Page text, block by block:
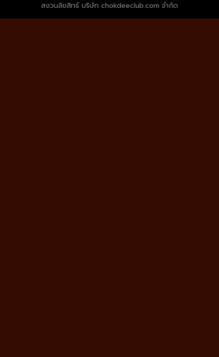
สงวนลิขสิทธ์ บริษัท chokdeeclub.com จำกัด